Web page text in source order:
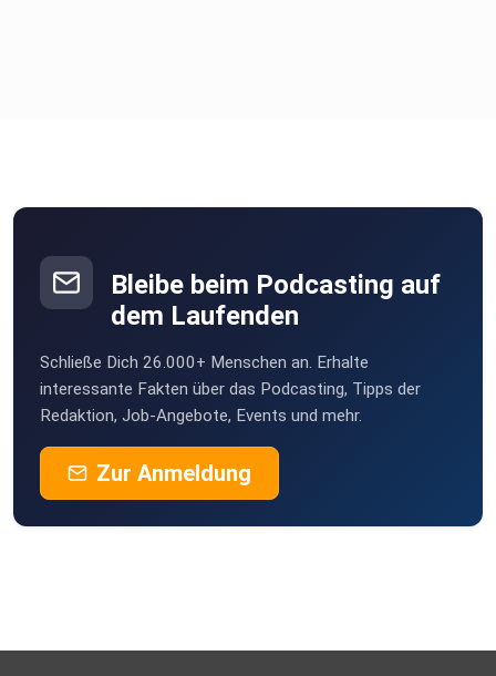
Bleibe beim Podcasting auf
dem Laufenden
Schließe Dich 26.000+ Menschen an. Erhalte
interessante Fakten über das Podcasting, Tipps der
Redaktion, Job-Angebote, Events und mehr.
Zur Anmeldung